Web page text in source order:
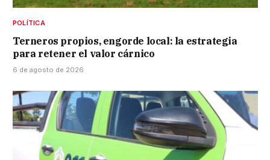
POLÍTICA
Terneros propios, engorde local: la estrategia
para retener el valor cárnico
6 de agosto de 2026